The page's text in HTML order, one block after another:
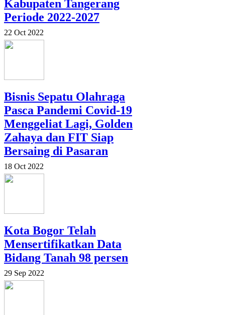
Kabupaten Tangerang
Periode 2022-2027
22 Oct 2022
Bisnis Sepatu Olahraga
Pasca Pandemi Covid-19
Menggeliat Lagi, Golden
Zahaya dan FIT Siap
Bersaing di Pasaran
18 Oct 2022
Kota Bogor Telah
Mensertifikatkan Data
Bidang Tanah 98 persen
29 Sep 2022